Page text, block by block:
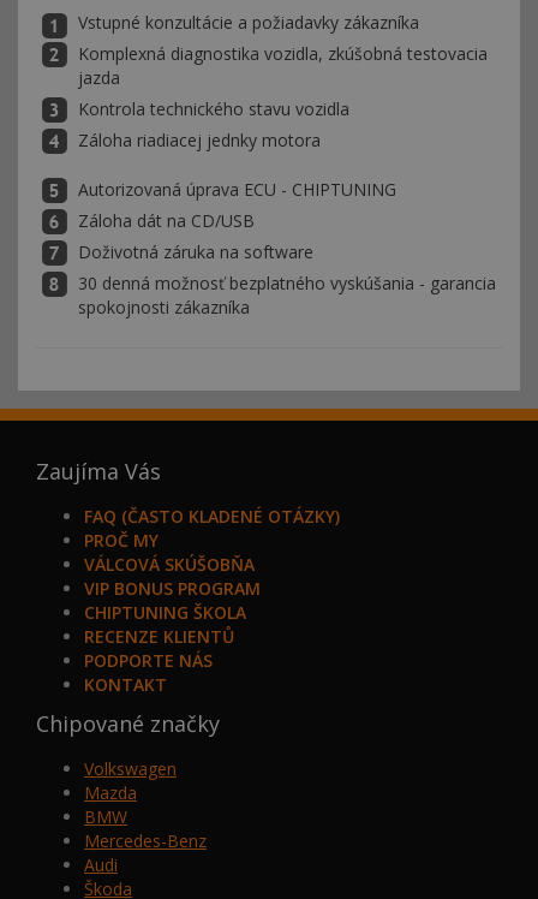
Vstupné konzultácie a požiadavky zákazníka
Komplexná diagnostika vozidla, zkúšobná testovacia
jazda
Kontrola technického stavu vozidla
Záloha riadiacej jednky motora
Autorizovaná úprava ECU - CHIPTUNING
Záloha dát na CD/USB
Doživotná záruka na software
30 denná možnosť bezplatného vyskúšania - garancia
spokojnosti zákazníka
Zaujíma Vás
FAQ (ČASTO KLADENÉ OTÁZKY)
PROČ MY
VÁLCOVÁ SKÚŠOBŇA
VIP BONUS PROGRAM
CHIPTUNING ŠKOLA
RECENZE KLIENTŮ
PODPORTE NÁS
KONTAKT
Chipované značky
Volkswagen
Mazda
BMW
Mercedes-Benz
Audi
Škoda